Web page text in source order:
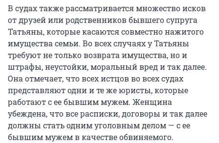
В судах также рассматривается множество исков
от друзей или родственников бывшего супруга
Татьяны, которые касаются совместно нажитого
имущества семьи. Во всех случаях у Татьяны
требуют не только возврата имущества, но и
штрафы, неустойки, моральный вред и так далее.
Она отмечает, что всех истцов во всех судах
представляют одни и те же юристы, которые
работают с ее бывшим мужем. Женщина
убеждена, что все расписки, договоры и так далее
должны стать одним уголовным делом — с ее
бывшим мужем в качестве обвиняемого.